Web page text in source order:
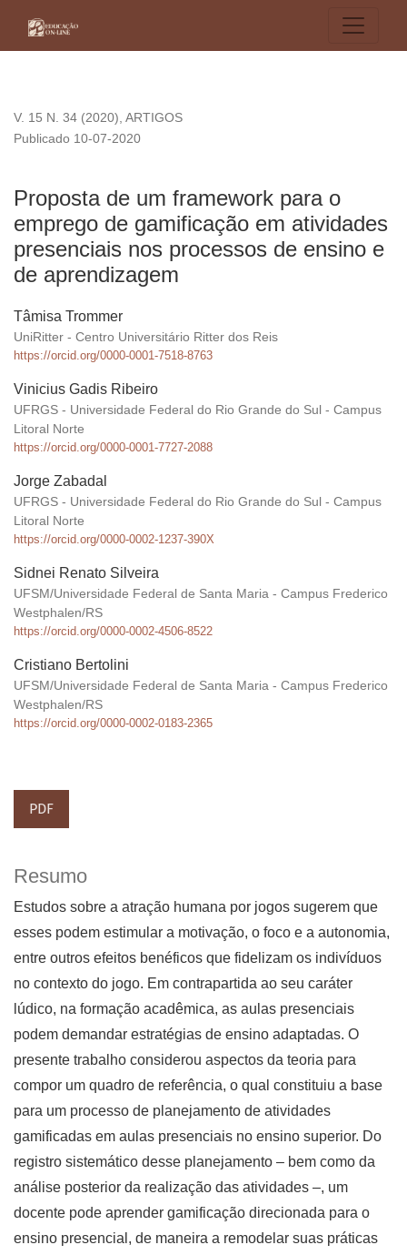
V. 15 N. 34 (2020), ARTIGOS
Proposta de um framework para o
emprego de gamificação em atividades
presenciais nos processos de ensino e
de aprendizagem
Publicado 10-07-2020
Tâmisa Trommer
UniRitter - Centro Universitário Ritter dos Reis
https://orcid.org/0000-0001-7518-8763
Vinicius Gadis Ribeiro
UFRGS - Universidade Federal do Rio Grande do Sul - Campus
Litoral Norte
https://orcid.org/0000-0001-7727-2088
Jorge Zabadal
UFRGS - Universidade Federal do Rio Grande do Sul - Campus
Litoral Norte
https://orcid.org/0000-0002-1237-390X
Sidnei Renato Silveira
UFSM/Universidade Federal de Santa Maria - Campus Frederico
Westphalen/RS
https://orcid.org/0000-0002-4506-8522
Cristiano Bertolini
UFSM/Universidade Federal de Santa Maria - Campus Frederico
Westphalen/RS
https://orcid.org/0000-0002-0183-2365
PDF
Resumo
Estudos sobre a atração humana por jogos sugerem que
esses podem estimular a moti­vação, o foco e a autonomia,
entre outros efeitos benéficos que fidelizam os indivíduos
no contexto do jogo. Em contrapartida ao seu caráter
lúdico, na formação acadê­mica, as aulas presenciais
podem demandar estratégias de ensino adaptadas. O
presente trabalho considerou aspectos da teoria para
compor um quadro de referência, o qual constituiu a base
para um processo de planejamento de atividades
gamificadas em aulas presenciais no ensino superior. Do
registro sistemático desse planejamento – bem como da
análise posterior da realização das atividades –, um
docente pode aprender gamifica­ção direcionada para o
ensino presencial, de maneira a remodelar suas práticas